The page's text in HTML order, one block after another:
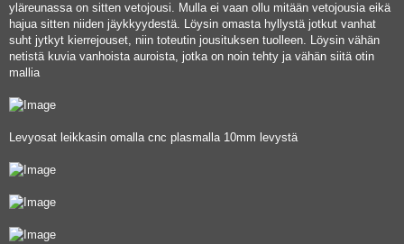
yläreunassa on sitten vetojousi. Mulla ei vaan ollu mitään vetojousia eikä
hajua sitten niiden jäykkyydestä. Löysin omasta hyllystä jotkut vanhat
suht jytkyt kierrejouset, niin toteutin jousituksen tuolleen. Löysin vähän
netistä kuvia vanhoista auroista, jotka on noin tehty ja vähän siitä otin
mallia
Levyosat leikkasin omalla cnc plasmalla 10mm levystä